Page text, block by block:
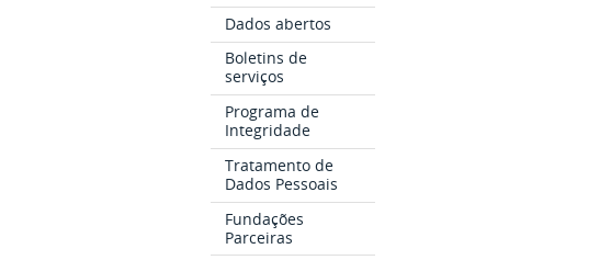
Dados abertos
Boletins de
serviços
Programa de
Integridade
Tratamento de
Dados Pessoais
Fundações
Parceiras